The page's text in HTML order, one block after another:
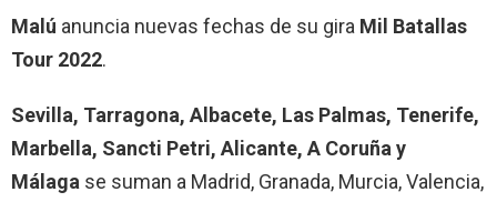
Malú anuncia nuevas fechas de su gira Mil Batallas
Tour 2022.
Sevilla, Tarragona, Albacete, Las Palmas, Tenerife,
Marbella, Sancti Petri, Alicante, A Coruña y
Málaga se suman a Madrid, Granada, Murcia, Valencia,